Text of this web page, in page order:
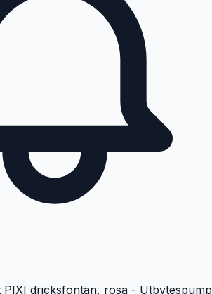
PIXI dricksfontän, rosa - Utbytespump